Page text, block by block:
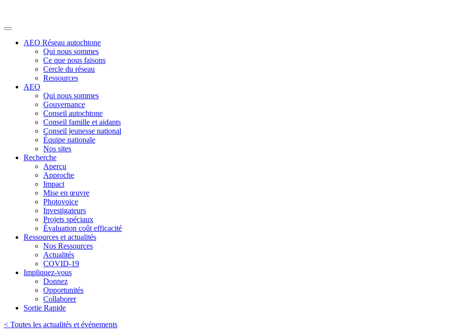
AEO Réseau autochtone
Qui nous sommes
Ce que nous faisons
Cercle du réseau
Ressources
AEO
Qui nous sommes
Gouvernance
Conseil autochtone
Conseil famille et aidants
Conseil jeunesse national
Équipe nationale
Nos sites
Recherche
Aperçu
Approche
Impact
Mise en œuvre
Photovoice
Investigateurs
Projets spéciaux
Évaluation coût efficacité
Ressources et actualités
Nos Ressources
Actualités
COVID-19
Impliquez-vous
Donnez
Opportunités
Collaborer
Sortie Rapide
< Toutes les actualités et événements